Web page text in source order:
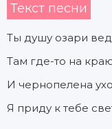
Текст песни
Ты душу озари
Там где-то на
И чернопелена
Я приду к тебе